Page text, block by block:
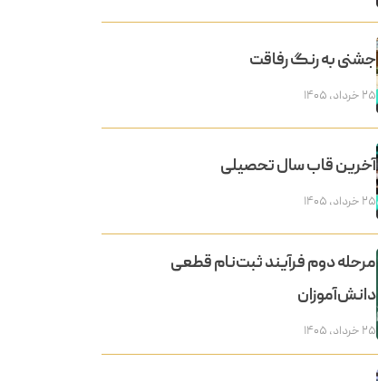
جشنی به رنگ رفاقت
۲۵ خرداد, ۱۴۰۵
آخرین قاب سال تحصیلی
۲۵ خرداد, ۱۴۰۵
مرحله دوم فرآیند ثبت‌نام قطعی
دانش‌آموزان
۲۵ خرداد, ۱۴۰۵